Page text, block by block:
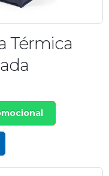
Térmica